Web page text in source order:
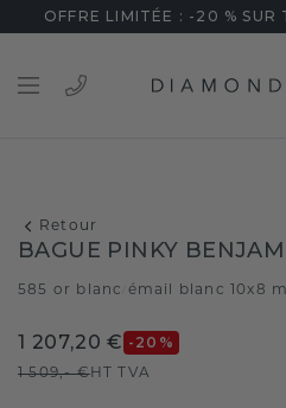
OFFRE LIMITÉE : -20 %
Retour
BAGUE PINKY
585 or blanc émail blanc 10x8
1 207,20 € -20 %
1 509,- €HT TVA